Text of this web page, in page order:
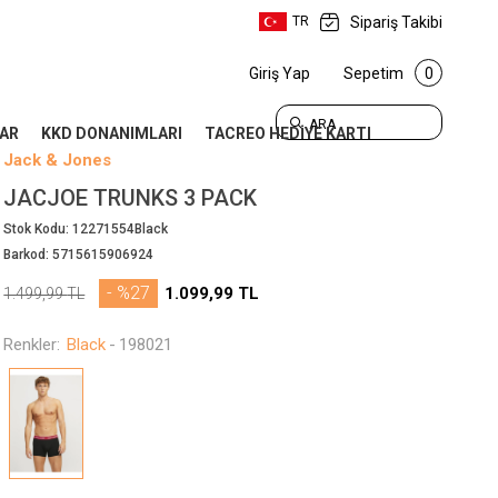
TR Sipariş Takibi
ARA
Giriş Yap Sepetim 0
KKD DONANIMLARI TACREO HEDİYE KARTI
Jack & Jones
JACJOE TRUNKS 3 PACK
Stok Kodu:12271554Black
Barkod:5715615906924
1.499,99TL 1.099,99 TL
- %27
Renkler: Black - 198021